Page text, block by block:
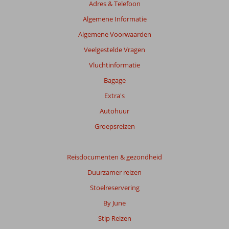
Adres & Telefoon
Algemene Informatie
Algemene Voorwaarden
Veelgestelde Vragen
Vluchtinformatie
Bagage
Extra's
Autohuur
Groepsreizen
Reisdocumenten & gezondheid
Duurzamer reizen
Stoelreservering
By June
Stip Reizen